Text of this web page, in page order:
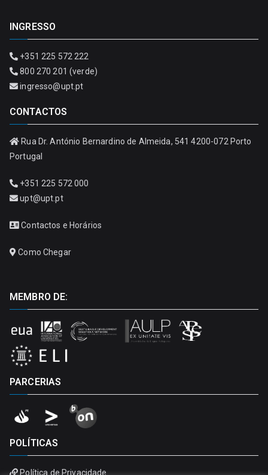
INGRESSO
+351 225 572 222
800 270 201 (verde)
ingresso@upt.pt
CONTACTOS
Rua Dr. António Bernardino de Almeida, 541 4200-072 Porto
Portugal
+351 225 572 000
upt@upt.pt
Contactos e Horários
Como Chegar
MEMBRO DE:
PARCERIAS
POLÍTICAS
Política de Privacidade